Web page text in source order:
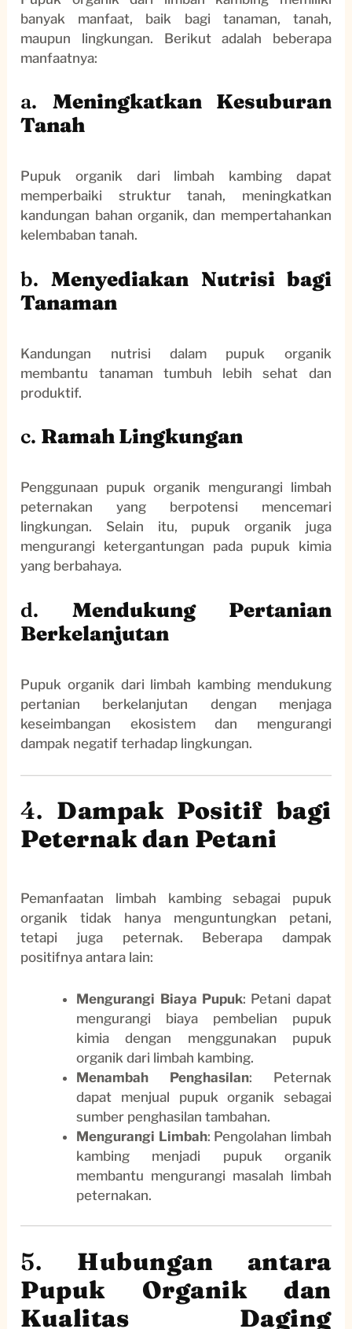
banyak manfaat, baik bagi tanaman, tanah,
maupun lingkungan. Berikut adalah beberapa
manfaatnya:
a. Meningkatkan Kesuburan
Tanah
Pupuk organik dari limbah kambing dapat
memperbaiki struktur tanah, meningkatkan
kandungan bahan organik, dan mempertahankan
kelembaban tanah.
b.Menyediakan Nutrisi bagi
Tanaman
Kandungan nutrisi dalam pupuk organik
membantu tanaman tumbuh lebih sehat dan
produktif.
c. Ramah Lingkungan
Penggunaan pupuk organik mengurangi limbah
peternakan yang berpotensi mencemari
lingkungan. Selain itu, pupuk organik juga
mengurangi ketergantungan pada pupuk kimia
yang berbahaya.
d. Mendukung Pertanian
Berkelanjutan
Pupuk organik dari limbah kambing mendukung
pertanian berkelanjutan dengan menjaga
keseimbangan ekosistem dan mengurangi
dampak negatif terhadap lingkungan.
4. Dampak Positif bagi
Peternak dan Petani
Pemanfaatan limbah kambing sebagai pupuk
organik tidak hanya menguntungkan petani,
tetapi juga peternak. Beberapa dampak
positifnya antara lain:
Mengurangi Biaya Pupuk: Petani dapat
mengurangi biaya pembelian pupuk
kimia dengan menggunakan pupuk
organik dari limbah kambing.
Menambah Penghasilan: Peternak
dapat menjual pupuk organik sebagai
sumber penghasilan tambahan.
Mengurangi Limbah: Pengolahan limbah
kambing menjadi pupuk organik
membantu mengurangi masalah limbah
peternakan.
5. Hubungan antara
Pupuk Organik dan
Kualitas Daging